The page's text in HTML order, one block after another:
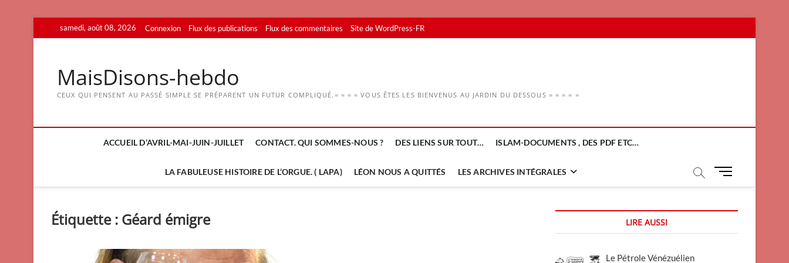
to
samedi, août 08, 2026 Connexion Flux des publications Flux des commentaires Site de WordPress-FR
MaisDisons-hebdo
CEUX QUI PENSENT AU PASSÉ SIMPLE SE PRÉPARENT UN FUTUR COMPLIQUÉ.= = = = VOUS ÊTES LES BIENVENUS AU JARDIN DU DESSOUS = = = = =
ACCUEIL D’AVRIL-MAI-JUIN-JUILLET CONTACT. QUI SOMMES-NOUS ? DES LIENS SUR TOUT… ISLAM-DOCUMENTS , DES PDF ETC…
LA FABULEUSE HISTOIRE DE L’ORGUE. ( LAPA) LÉON NOUS A QUITTÉS LES ARCHIVES INTÉGRALES
M
u
u
Étiquette : Géard émigre LIRE AUSSI
Le Pétrole Vénézuélien